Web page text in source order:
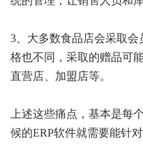
3、大多数食品店会采取
格也不同，采取的赠品可
直营店、加盟店等。
上述这些痛点，基本是每
候的ERP软件就需要能针